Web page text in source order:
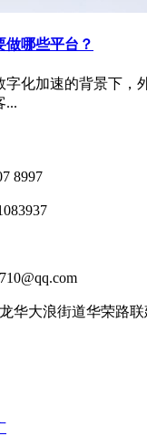
做哪些平台？
字化加速的背景下，
...
8997
华大浪街道华荣路联